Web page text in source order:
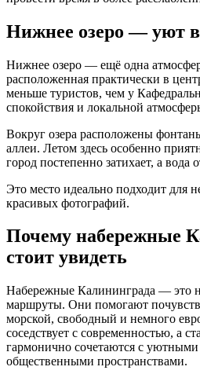
Нижнее озеро — уют в
Нижнее озеро — ещё одна
расположенная практически в
меньше туристов, чем у
спокойствия и локальной
Вокруг озера расположены
аллеи. Летом здесь особенно
город постепенно затихает, а вода
Это место идеально подходит для
красивых фотографий.
Почему набережные
стоит увидеть
Набережные Калининграда — это
маршруты. Они помогают
морской, свободный и немного
соседствует с современностью, а
гармонично сочетаются с
общественными пространствами.